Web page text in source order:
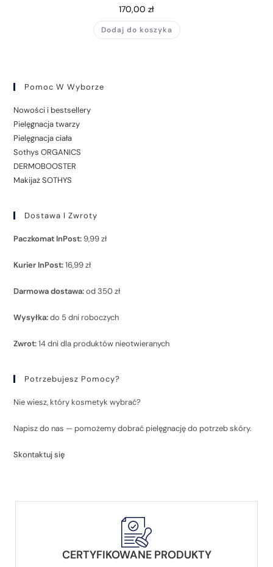
170,00 zł
Dodaj do koszyka
Pomoc W Wyborze
Nowości i bestsellery
Pielęgnacja twarzy
Pielęgnacja ciała
Sothys ORGANICS
DERMOBOOSTER
Makijaż SOTHYS
Dostawa I Zwroty
Paczkomat InPost:9,99 zł
Kurier InPost:16,99 zł
Darmowa dostawa:od 350 zł
Wysyłka:do 5 dni roboczych
Zwrot:14 dni dla produktów nieotwieranych
Potrzebujesz Pomocy?
Nie wiesz, który kosmetyk wybrać?
Napisz do nas — pomożemy dobrać pielęgnację do potrzeb skóry.
Skontaktuj się
CERTYFIKOWANE PRODUKTY